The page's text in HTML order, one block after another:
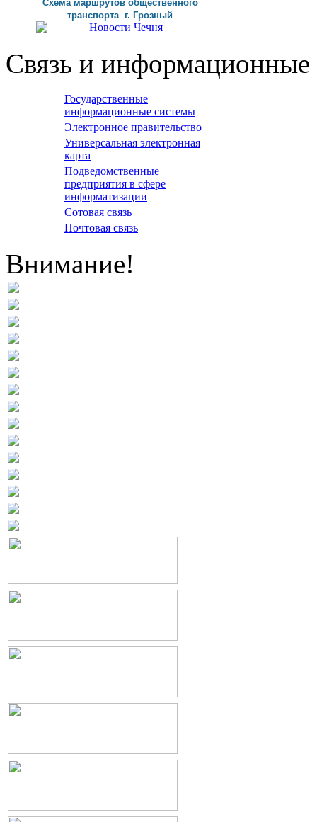
Схема маршрутов общественного
транспорта г. Грозный
Связь и информационные
Государственные
информационные системы
Электронное правительство
Универсальная электронная
карта
Подведомственные
предприятия в сфере
информатизации
Сотовая связь
Почтовая связь
Внимание!